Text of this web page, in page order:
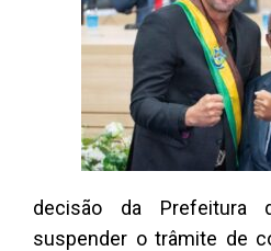
decisão da Prefeitura
suspender o trâmite de